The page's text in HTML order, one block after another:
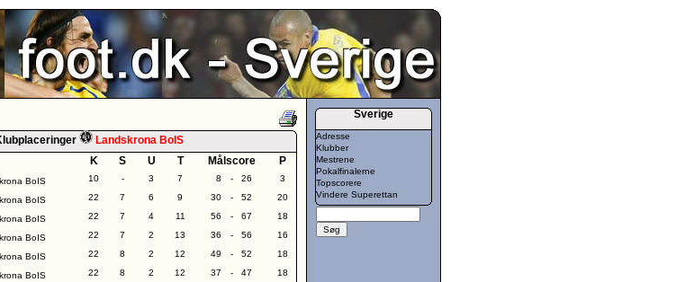
Landskrona BoIS
K S U T Målscore P
BoIS 10 - 3 7 8 - 26
3
BoIS 22 7 6 9 30 - 52
20
BoIS 22 7 4 11 56 - 67
18
BoIS 22 7 2 13 36 - 56
16
BoIS 22 8 2 12 49 - 52
18
BoIS 22 8 2 12 37 - 47
18
Sverige
Adresse
Klubber
Mestrene
Pokalfinalerne
Topscorere
Vindere Superettan